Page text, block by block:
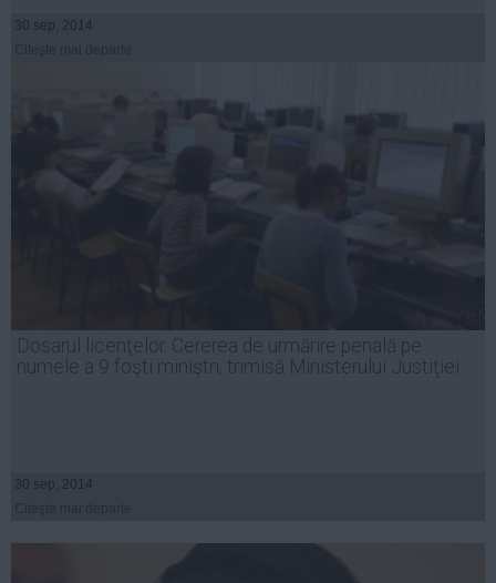
30 sep, 2014
Dosarul licenţelor. Cererea de urmărire penală pe
numele a 9 foşti miniştri, trimisă Ministerului Justiţiei
30 sep, 2014